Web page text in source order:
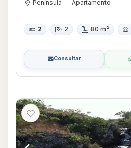
Península Apartamento
2 2 80 m²
Consultar